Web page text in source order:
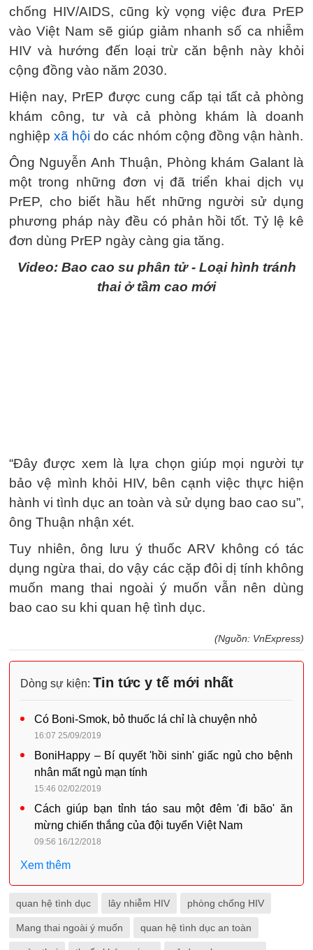
chống HIV/AIDS, cũng kỳ vọng việc đưa PrEP
vào Việt Nam sẽ giúp giảm nhanh số ca nhiễm
HIV và hướng đến loại trừ căn bệnh này khỏi
cộng đồng vào năm 2030.
Hiện nay, PrEP được cung cấp tại tất cả phòng
khám công, tư và cả phòng khám là doanh
nghiệp xã hội do các nhóm cộng đồng vận hành.
Ông Nguyễn Anh Thuận, Phòng khám Galant là
một trong những đơn vị đã triển khai dịch vụ
PrEP, cho biết hầu hết những người sử dụng
phương pháp này đều có phản hồi tốt. Tỷ lệ kê
đơn dùng PrEP ngày càng gia tăng.
Video: Bao cao su phân tử - Loại hình tránh
thai ở tầm cao mới
“Đây được xem là lựa chọn giúp mọi người tự
bảo vệ mình khỏi HIV, bên cạnh việc thực hiện
hành vi tình dục an toàn và sử dụng bao cao su”,
ông Thuận nhận xét.
Tuy nhiên, ông lưu ý thuốc ARV không có tác
dụng ngừa thai, do vậy các cặp đôi dị tính không
muốn mang thai ngoài ý muốn vẫn nên dùng
bao cao su khi quan hệ tình dục.
(Nguồn: VnExpress)
Dòng sự kiện: Tin tức y tế mới nhất
Có Boni-Smok, bỏ thuốc lá chỉ là chuyện nhỏ
16:07 25/09/2019
BoniHappy – Bí quyết 'hồi sinh' giấc ngủ cho bệnh
nhân mất ngủ mạn tính
15:46 02/02/2019
Cách giúp bạn tỉnh táo sau một đêm 'đi bão' ăn
mừng chiến thắng của đội tuyển Việt Nam
09:56 16/12/2018
Xem thêm
quan hệ tình dục lây nhiễm HIV phòng chống HIV
Mang thai ngoài ý muốn quan hệ tình dục an toàn